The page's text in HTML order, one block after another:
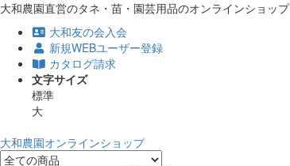
大和農園直営のタネ・苗・園芸用品のオンラインショップ
大和友の会入会
新規WEBユーザー登録
カタログ請求
文字サイズ
標準
大
大和農園オンラインショップ